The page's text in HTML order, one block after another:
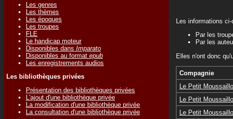
Les genres
Les thèmes
Les époques
Les troupes
FLE
Le handicap moteur
Disponibles dans Imparato
Disponibles au format epub
Les enregistrements audios
Les bibliothèques privées
Présentation des bibliothèques privées
L'ajout d'une bibliothèque privée
La modification d'une bibliothèque privée
La consultation d'une bibliothèque privée
Les informations
Par les
Par les
Elles n'ont donc
Compagnie
Le Petit
Le Petit
Le Petit